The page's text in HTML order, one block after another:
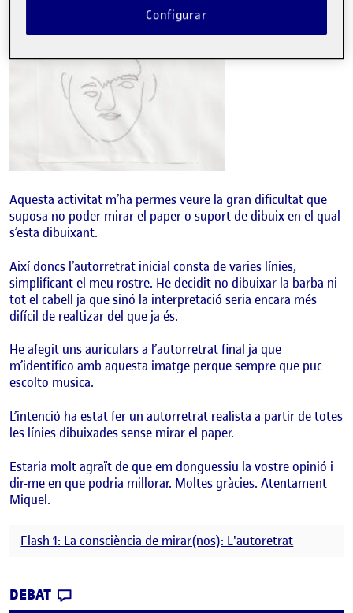
Aquesta activitat m’ha permes veure la gran dificultat que
suposa no poder mirar el paper o suport de dibuix en el qual
s’esta dibuixant.
Així doncs l’autorretrat inicial consta de varies línies,
simplificant el meu rostre. He decidit no dibuixar la barba ni
tot el cabell ja que sinó la interpretació seria encara més
difícil de realtizar del que ja és.
He afegit uns auriculars a l’autorretrat final ja que
m’identifico amb aquesta imatge perque sempre que puc
escolto musica.
L’intenció ha estat fer un autorretrat realista a partir de totes
les línies dibuixades sense mirar el paper.
Estaria molt agraït de que em donguessiu la vostre opinió i
dir-me en que podria millorar. Moltes gràcies. Atentament
Miquel.
Flash 1: La consciència de mirar(nos): L'autoretrat
DEBAT
Configurar